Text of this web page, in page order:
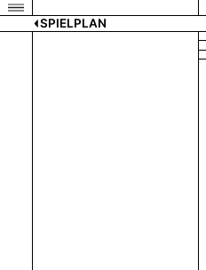
SPIELPLAN